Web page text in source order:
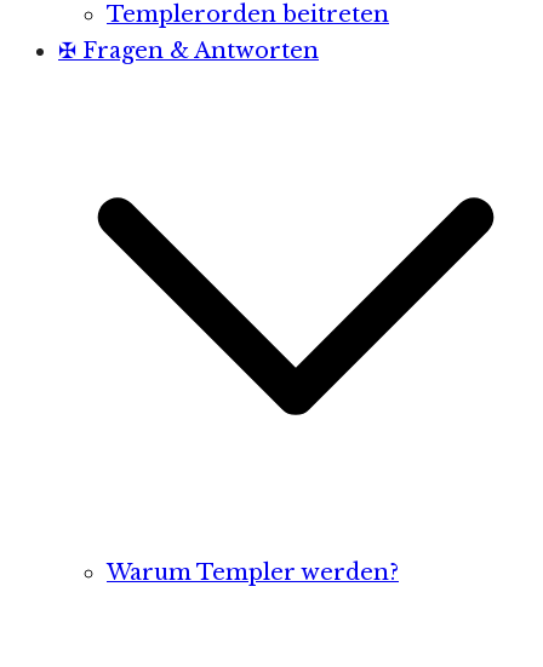
Templerorden beitreten
✠ Fragen & Antworten
Warum Templer werden?